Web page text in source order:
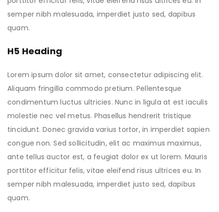
semper nibh malesuada, imperdiet justo sed, dapibus
quam.
H5 Heading
Lorem ipsum dolor sit amet, consectetur adipiscing elit.
Aliquam fringilla commodo pretium. Pellentesque
condimentum luctus ultricies. Nunc in ligula at est iaculis
molestie nec vel metus. Phasellus hendrerit tristique
tincidunt. Donec gravida varius tortor, in imperdiet sapien
congue non. Sed sollicitudin, elit ac maximus maximus,
ante tellus auctor est, a feugiat dolor ex ut lorem. Mauris
porttitor efficitur felis, vitae eleifend risus ultrices eu. In
semper nibh malesuada, imperdiet justo sed, dapibus
quam.